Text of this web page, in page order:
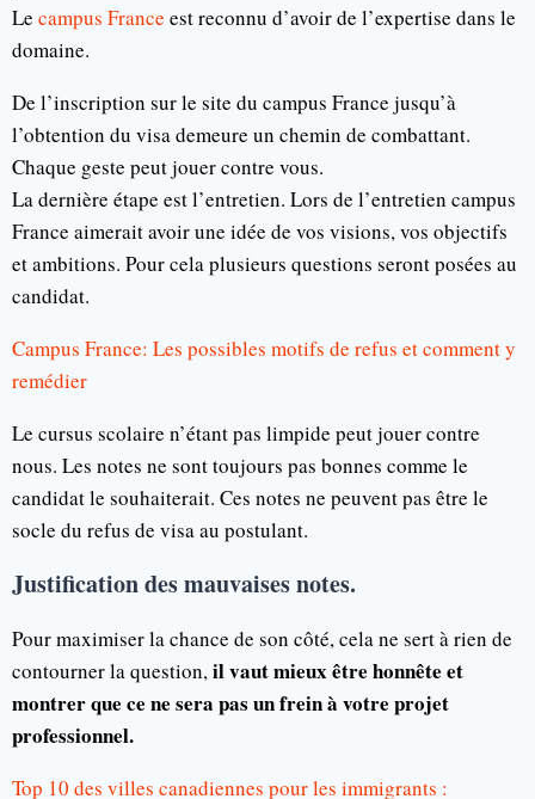
Le campus France est reconnu d’avoir de l’expertise dans le
domaine.
De l’inscription sur le site du campus France jusqu’à
l’obtention du visa demeure un chemin de combattant.
Chaque geste peut jouer contre vous.
La dernière étape est l’entretien. Lors de l’entretien campus
France aimerait avoir une idée de vos visions, vos objectifs
et ambitions. Pour cela plusieurs questions seront posées au
candidat.
Campus France: Les possibles motifs de refus et comment y
remédier
Le cursus scolaire n’étant pas limpide peut jouer contre
nous. Les notes ne sont toujours pas bonnes comme le
candidat le souhaiterait. Ces notes ne peuvent pas être le
socle du refus de visa au postulant.
Justification des mauvaises notes.
Pour maximiser la chance de son côté, cela ne sert à rien de
contourner la question,il vaut mieux être honnête et
montrer que ce ne sera pas un frein à votre projet
professionnel.
Top 10 des villes canadiennes pour les immigrants :